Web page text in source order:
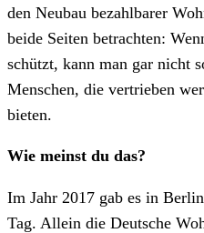
den Neubau bezahlbarer
beide Seiten betrachten:
schützt, kann man gar nicht
Menschen, die vertrieben
bieten.
Wie meinst du das?
Im Jahr 2017 gab es in
Tag. Allein die Deutsche